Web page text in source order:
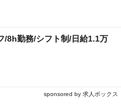
/8h勤務/シフト制/日給1.1万
sponsored by 求人ボックス